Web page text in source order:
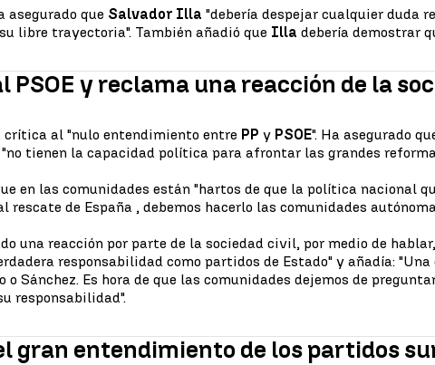
asegurado que Salvador Illa "debería despejar cualquier duda
libre trayectoria". También añadió que Illa debería demostrar
PSOE y reclama una reacción de la
crítica al "nulo entendimiento entre PP y PSOE". Ha asegurado
"no tienen la capacidad política para afrontar las grandes
en las comunidades están "hartos de que la política
rescate de España , debemos hacerlo las comunidades
una reacción por parte de la sociedad civil, por medio de
responsabilidad como partidos de Estado" y añadía:
Sánchez. Es hora de que las comunidades dejemos de
responsabilidad".
gran entendimiento de los partidos